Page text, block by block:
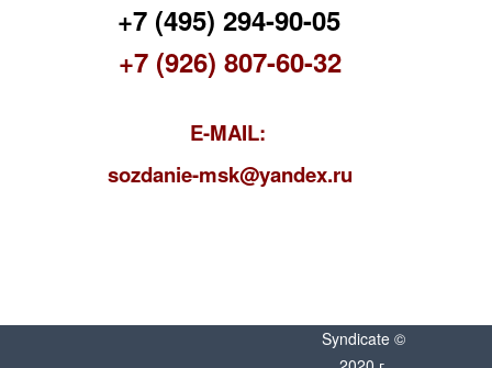
+7 (495) 294-90-05
+7 (926) 807-60-32
E-MAIL:
sozdanie-msk@yandex.ru
Syndicate ©